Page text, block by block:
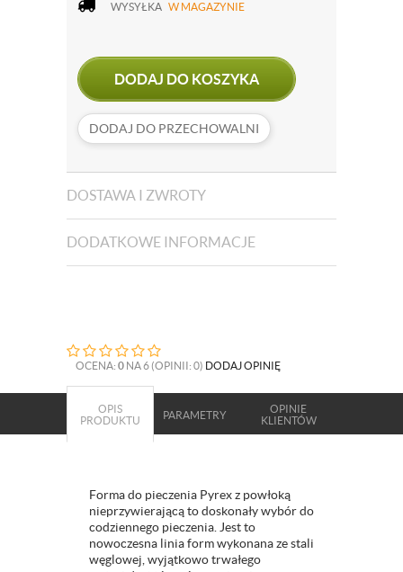
WYSYŁKA W MAGAZYNIE
DODAJ DO KOSZYKA
DODAJ DO PRZECHOWALNI
DOSTAWA I ZWROTY
DODATKOWE INFORMACJE
OCENA: 0 NA 6 (OPINII: 0) DODAJ OPINIĘ
OPIS
PRODUKTU
PARAMETRY
OPINIE
KLIENTÓW
Forma do pieczenia Pyrex z powłoką
nieprzywierającą to doskonały wybór do
codziennego pieczenia. Jest to
nowoczesna linia form wykonana ze stali
węglowej, wyjątkowo trwałego